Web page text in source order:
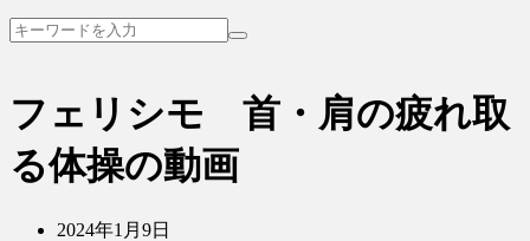
フェリシモ 首・肩の疲れ取
る体操の動画
2024年1月9日